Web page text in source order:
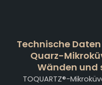
Technische
Quarz-
Wänden und
TOQUARTZ®-